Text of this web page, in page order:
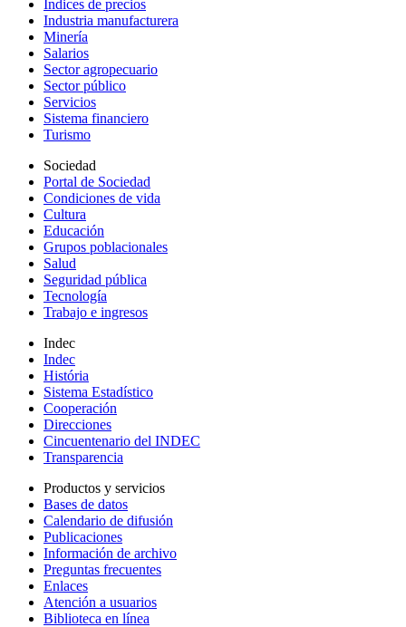
Índices de precios
Industria manufacturera
Minería
Salarios
Sector agropecuario
Sector público
Servicios
Sistema financiero
Turismo
Sociedad
Portal de Sociedad
Condiciones de vida
Cultura
Educación
Grupos poblacionales
Salud
Seguridad pública
Tecnología
Trabajo e ingresos
Indec
Indec
História
Sistema Estadístico
Cooperación
Direcciones
Cincuentenario del INDEC
Transparencia
Productos y servicios
Bases de datos
Calendario de difusión
Publicaciones
Información de archivo
Preguntas frecuentes
Enlaces
Atención a usuarios
Biblioteca en línea